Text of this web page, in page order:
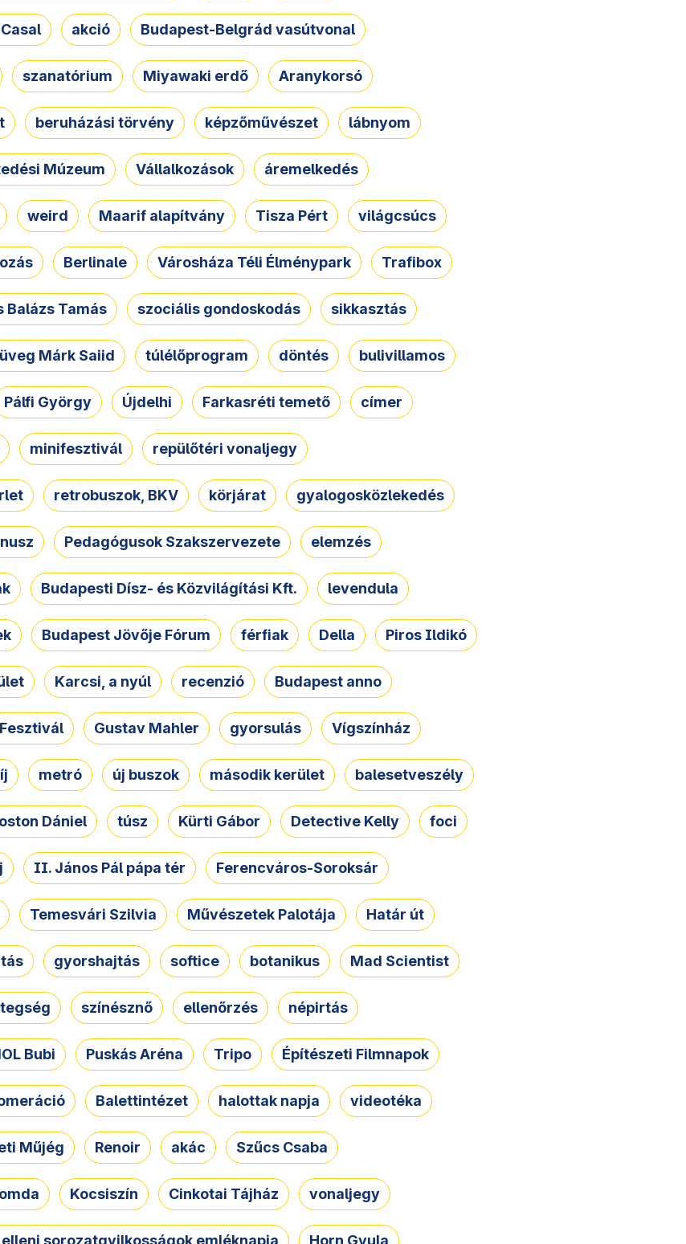
akció Budapest-Belgrád vasútvonal
szanatórium Miyawaki erdő Aranykorsó
beruházási törvény képzőművészet lábnyom
Múzeum Vállalkozások áremelkedés
weird Maarif alapítvány Tisza Pért világcsúcs
Berlinale Városháza Téli Élménypark Trafibox
Balázs Tamás szociális gondoskodás sikkasztás
Márk Saiid túlélőprogram döntés bulivillamos
Pálfi György Újdelhi Farkasréti temető címer
minifesztivál repülőtéri vonaljegy
retrobuszok, BKV körjárat gyalogosközlekedés
Pedagógusok Szakszervezete elemzés
Budapesti Dísz- és Közvilágítási Kft. levendula
Budapest Jövője Fórum férfiak Della Piros Ildikó
Karcsi, a nyúl recenzió Budapest anno
Gustav Mahler gyorsulás Vígszínház
metró új buszok második kerület balesetveszély
Dániel túsz Kürti Gábor Detective Kelly foci
II. János Pál pápa tér Ferencváros-Soroksár
Temesvári Szilvia Művészetek Palotája Határ út
gyorshajtás softice botanikus Mad Scientist
színésznő ellenőrzés népirtás
Bubi Puskás Aréna Tripo Építészeti Filmnapok
Balettintézet halottak napja videotéka
Műjég Renoir akác Szűcs Csaba
Kocsiszín Cinkotai Tájház vonaljegy
sorozatgyilkosságok emléknapja Horn Gyula